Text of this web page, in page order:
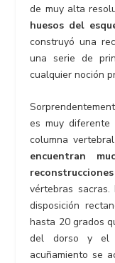
de muy alta
huesos del
construyó una
una serie de
cualquier noción
es muy
columna
encuentran
vértebras
disposición
hasta 20 grados
del dorso y el
acuñamiento se